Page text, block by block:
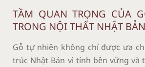
TẦM QUAN TRỌNG CỦA
TRONG NỘI THẤT NHẬT BẢN
Gỗ tự nhiên không chỉ được ưa
trúc Nhật Bản vì tính bền vững và